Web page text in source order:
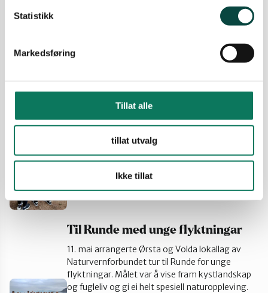
Statistikk
Markedsføring
Tillat alle
tillat utvalg
Ikke tillat
Bortimot 70 fugleentusiaster
Det ble folksomt rundt Lerstadvatnet tirsdag
kveld da Naturvernforbundet inviterte til
Fugl
Fuglevandring rundt
Lerstadvatnet
10.05.2024
Til Runde med unge flyktningar
11. mai arrangerte Ørsta og Volda lokallag av
Naturvernforbundet tur til Runde for unge
flyktningar. Målet var å vise fram kystlandskap
og fugleliv og gi ei helt spesiell naturoppleving.